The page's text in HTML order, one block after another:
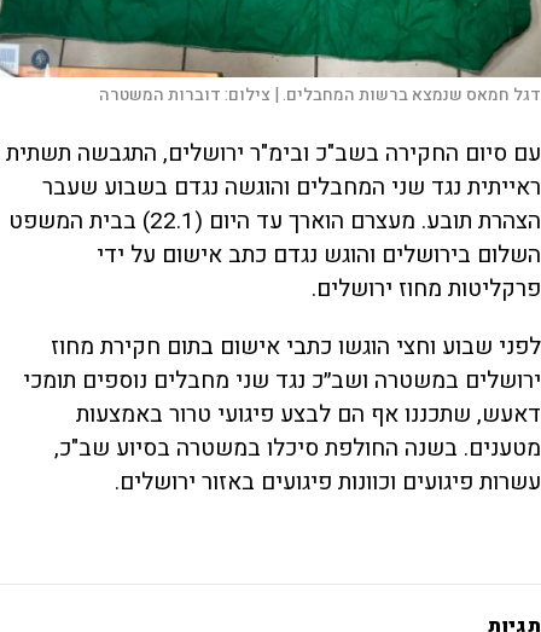
דגל חמאס שנמצא ברשות המחבלים. | צילום:דוברות המשטרה
עם סיום החקירה בשב"כ ובימ"ר ירושלים, התגבשה תשתית
ראייתית נגד שני המחבלים והוגשה נגדם בשבוע שעבר
הצהרת תובע. מעצרם הוארך עד היום (22.1) בבית המשפט
השלום בירושלים והוגש נגדם כתב אישום על ידי
פרקליטות מחוז ירושלים.
לפני שבוע וחצי הוגשו כתבי אישום בתום חקירת מחוז
ירושלים במשטרה ושב״כ נגד שני מחבלים נוספים תומכי
דאעש, שתכננו אף הם לבצע פיגועי טרור באמצעות
מטענים. בשנה החולפת סיכלו במשטרה בסיוע שב"כ,
עשרות פיגועים וכוונות פיגועים באזור ירושלים.